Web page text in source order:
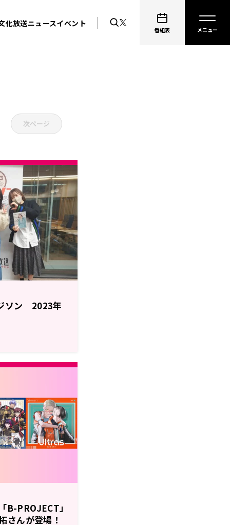
化放送ニュースイベント
番組表
次ページ
ソン 2023年
PROJECT」
さんが登場！